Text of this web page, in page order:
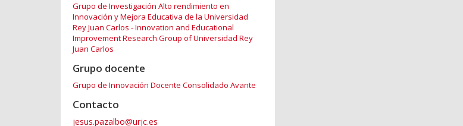
Grupo de Investigación Alto rendimiento en
Innovación y Mejora Educativa de la Universidad
Rey Juan Carlos - Innovation and Educational
Improvement Research Group of Universidad Rey
Juan Carlos
Grupo docente
Grupo de Innovación Docente Consolidado Avante
Contacto
jesus.pazalbo@urjc.es